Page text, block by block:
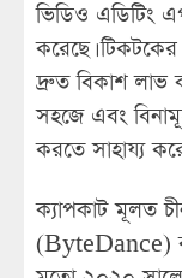
ভিডিও এডিটিং
করেছে। টিকটকের
দ্রুত বিকাশ লাভ
সহজে এবং
করতে সাহায্য
ক্যাপকাট মূলত
(ByteDance)